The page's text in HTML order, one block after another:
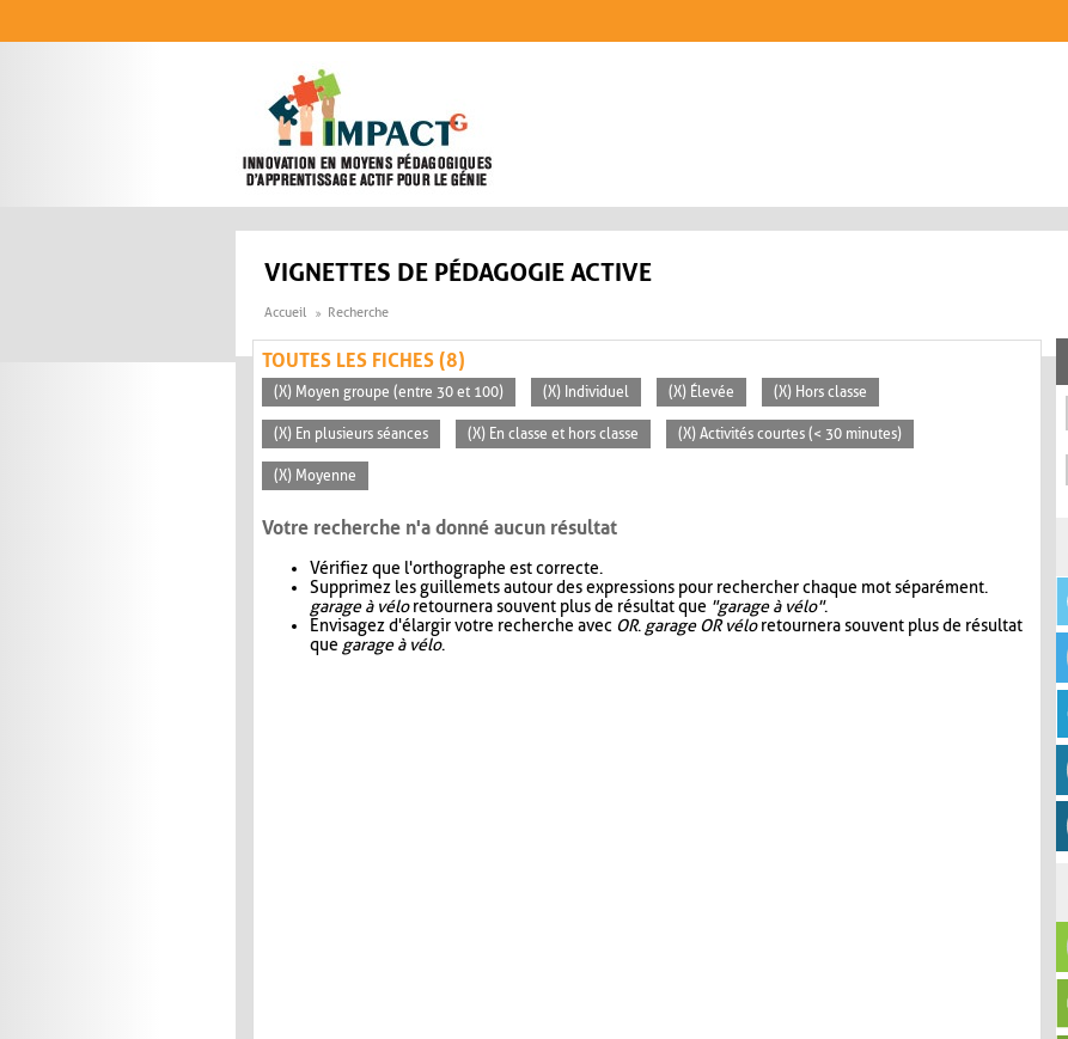
VIGNETTES DE PÉDAGOGIE ACTIVE
Accueil Recherche
TOUTES LES FICHES (8)
(X) Moyen groupe (entre 30 et 100) (X) Individuel (X) Élevée (X) Hors classe
(X) En plusieurs séances (X) En classe et hors classe (X) Activités courtes (< 30 minutes)
(X) Moyenne
Votre recherche n'a donné aucun résultat
Vérifiez que l'orthographe est correcte.
Supprimez les guillemets autour des expressions pour rechercher chaque mot séparément.
garage à véloretournera souvent plus de résultat que "garage à vélo".
Envisagez d'élargir votre recherche avec OR. garage OR véloretournera souvent plus de résultat
que garage à vélo.